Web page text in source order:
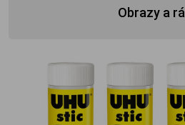
Obrazy a